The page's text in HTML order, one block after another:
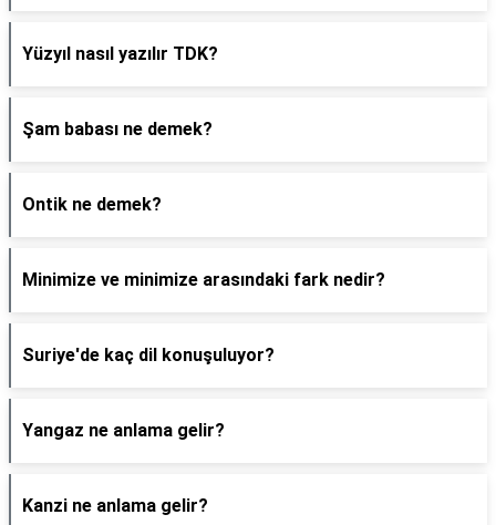
Yüzyıl nasıl yazılır TDK?
Şam babası ne demek?
Ontik ne demek?
Minimize ve minimize arasındaki fark nedir?
Suriye'de kaç dil konuşuluyor?
Yangaz ne anlama gelir?
Kanzi ne anlama gelir?